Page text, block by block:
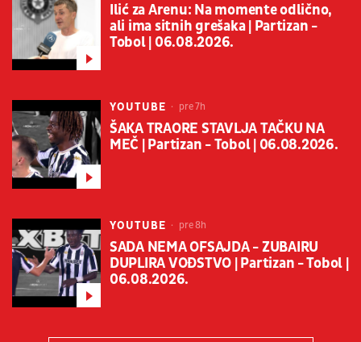
Ilić za Arenu: Na momente odlično,
ali ima sitnih grešaka | Partizan -
Tobol | 06.08.2026.
YOUTUBE pre 7h
ŠAKA TRAORE STAVLJA TAČKU NA
MEČ | Partizan - Tobol | 06.08.2026.
YOUTUBE pre 8h
SADA NEMA OFSAJDA - ZUBAIRU
DUPLIRA VOĐSTVO | Partizan - Tobol |
06.08.2026.